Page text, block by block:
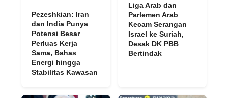
Pezeshkian: Iran
dan India Punya
Potensi Besar
Perluas Kerja
Sama, Bahas
Energi hingga
Stabilitas Kawasan
Liga Arab dan
Parlemen Arab
Kecam Serangan
Israel ke Suriah,
Desak DK PBB
Bertindak